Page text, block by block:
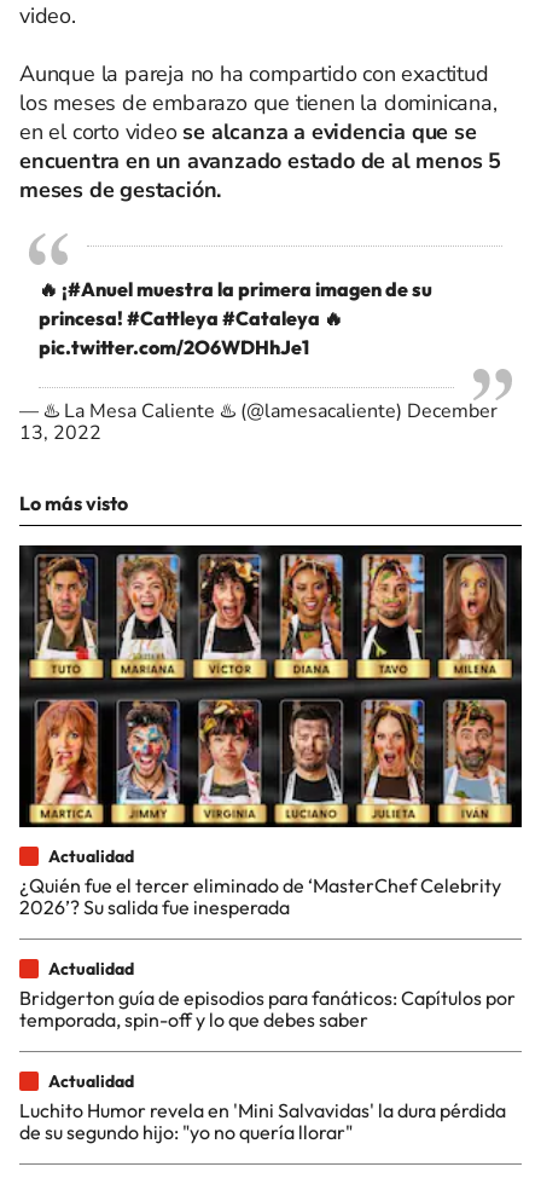
video.
Aunque la pareja no ha compartido con exactitud
los meses de embarazo que tienen la dominicana,
en el corto video se alcanza a evidencia que se
encuentra en un avanzado estado de al menos 5
meses de gestación.
🔥 ¡#Anuelmuestra la primera imagen de su
princesa! #Cattleya #Cataleya 🔥
pic.twitter.com/2O6WDHhJe1
— ♨️ La Mesa Caliente ♨️ (@lamesacaliente) December
13, 2022
Lo más visto
Actualidad
¿Quién fue el tercer eliminado de ‘MasterChef Celebrity
2026’? Su salida fue inesperada
Actualidad
Bridgerton guía de episodios para fanáticos: Capítulos por
temporada, spin-off y lo que debes saber
Actualidad
Luchito Humor revela en 'Mini Salvavidas' la dura pérdida
de su segundo hijo: "yo no quería llorar"